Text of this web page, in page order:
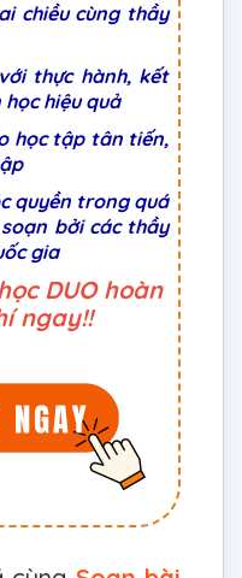
chiều cùng thầy
thực hành, kết
hiệu quả
học tập tân tiến,
quyền trong quá
bởi các thầy
gia
DUO hoàn
ngay!!